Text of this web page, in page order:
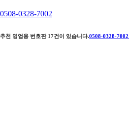
0508-0328-7002
추천 영업용 번호판 17건이 있습니다.0508-0328-7002